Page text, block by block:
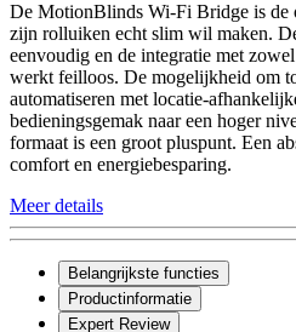
De MotionBlinds Wi-Fi Bridge is de
zijn rolluiken echt slim wil maken.
eenvoudig en de integratie met
werkt feilloos. De mogelijkheid om
automatiseren met locatie-
bedieningsgemak naar een hoger
formaat is een groot pluspunt. Een
comfort en energiebesparing.
Meer details
Belangrijkste functies
Productinformatie
Expert Review